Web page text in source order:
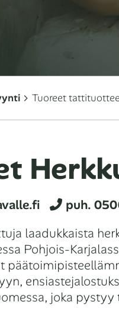
Tuoreet
puh.
laadukkaista
Pohjois-
joka